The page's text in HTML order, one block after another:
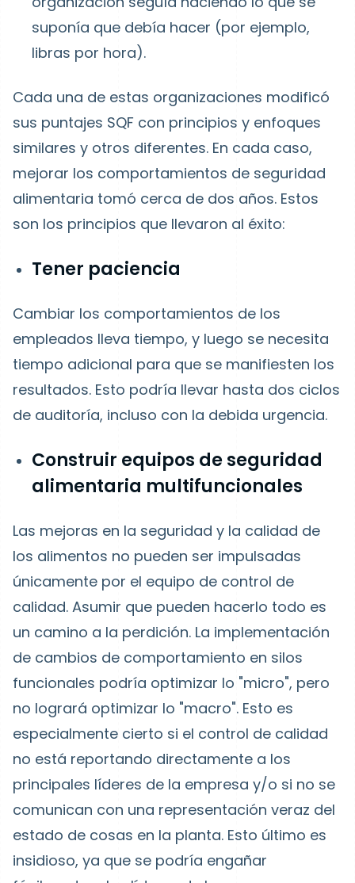
suponía que debía hacer (por ejemplo,
libras por hora).
Cada una de estas organizaciones modificó
sus puntajes SQF con principios y enfoques
similares y otros diferentes. En cada caso,
mejorar los comportamientos de seguridad
alimentaria tomó cerca de dos años. Estos
son los principios que llevaron al éxito:
Tener paciencia
Cambiar los comportamientos de los
empleados lleva tiempo, y luego se necesita
tiempo adicional para que se manifiesten los
resultados. Esto podría llevar hasta dos ciclos
de auditoría, incluso con la debida urgencia.
Construir equipos de seguridad
alimentaria multifuncionales
Las mejoras en la seguridad y la calidad de
los alimentos no pueden ser impulsadas
únicamente por el equipo de control de
calidad. Asumir que pueden hacerlo todo es
un camino a la perdición. La implementación
de cambios de comportamiento en silos
funcionales podría optimizar lo "micro", pero
no logrará optimizar lo "macro". Esto es
especialmente cierto si el control de calidad
no está reportando directamente a los
principales líderes de la empresa y/o si no se
comunican con una representación veraz del
estado de cosas en la planta. Esto último es
insidioso, ya que se podría engañar